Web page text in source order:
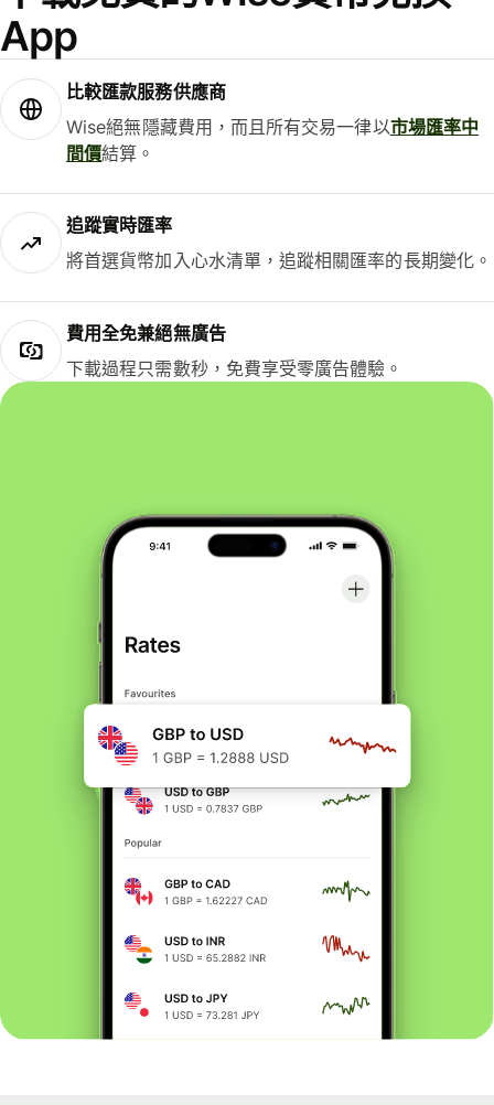
App
比較匯款服務供應商
Wise絕無隱藏費用，而且所有交易一律以市場匯率中
間價結算。
追蹤實時匯率
將首選貨幣加入心水清單，追蹤相關匯率的長期變化。
費用全免兼絕無廣告
下載過程只需數秒，免費享受零廣告體驗。